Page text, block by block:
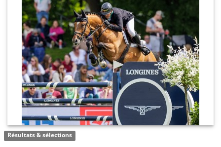
Résultats & sélections